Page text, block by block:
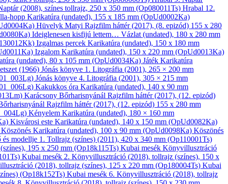
(2008), színes tollrajz, 250 x 350 mm (Op080011Ts) Hrabal 12.
hopp Karikatúra (undated), 155 x 185 mm (OpUd0002Ka)
Hüvelyk Matyi Rajzfilm háttér(2017), (8. epizód) 155 x 280
Ideiglenesen kisfijú lettem… Vázlat (undated), 180 x 280 mm
Izgalmas percek Karikatúra (undated), 150 x 180 mm
Izgalom Karikatúra (undated), 150 x 220 mm (OpUd0013Ka)
(undated), 80 x 105 mm (OpUd0034Ka) Játék Karikatúra
(1966) Jónás könyve 1. Litográfia (2001), 265 × 200 mm
Jónás könyve 4. Litográfia (2001), 305 × 215 mm
Kakukkos óra Karikatúra (undated), 140 x 90 mm
Karácsony Bőrharisnyánál Rajzfilm háttér(2017), (12. epizód)
Rajzfilm háttér(2017), (12. epizód) 155 x 280 mm
Kényelem Karikatúra (undated), 180 × 160 mm
Kisvárosi este Karikatúra (undated), 140 x 150 mm (OpUd0082Ka)
Köszönés Karikatúra (undated), 100 x 90 mm (OpUd0098Ka) Köszönés
és modellje 1. Tollrajz (színes) (2011), 420 x 340 mm (Op110001Ts)
195 x 250 mm (Op18k115Ts) Kubai mesék Könyv­illusztráció
Kubai mesék 2. Könyv­illusztráció (2018), tollrajz (színes), 150 x
(2018), tollrajz (színes), 125 x 220 mm (Op180004Ts) Kubai
(Op18k152Ts) Kubai mesék 6. Könyv­illusztráció (2018), tollrajz